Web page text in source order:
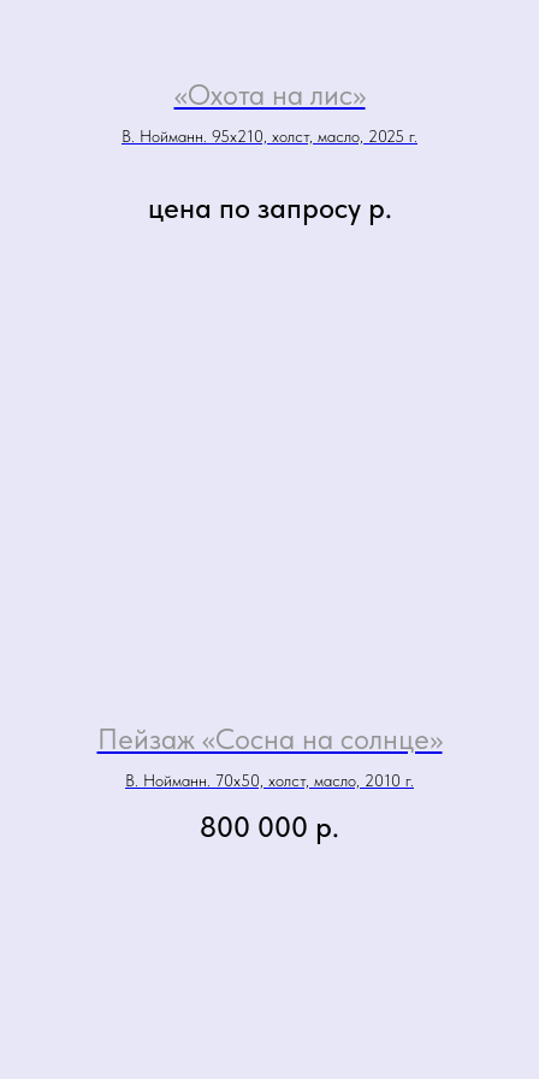
«Охота на лис»
В. Нойманн. 95х210, холст, масло, 2025 г.
цена по запросу р.
Пейзаж «Сосна на солнце»
В. Нойманн. 70х50, холст, масло, 2010 г.
800 000 р.